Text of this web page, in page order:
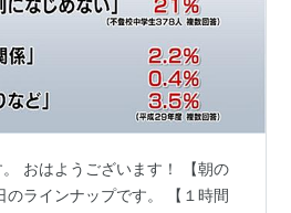
おはようございます！ 【朝の
のラインナップです。 【１時間